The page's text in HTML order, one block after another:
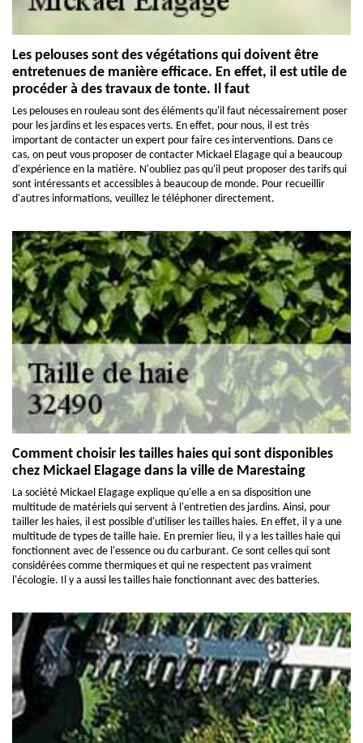
Les pelouses sont des végétations qui doivent être
entretenues de manière efficace. En effet, il est utile de
procéder à des travaux de tonte. Il faut
Les pelouses en rouleau sont des éléments qu'il faut nécessairement poser
pour les jardins et les espaces verts. En effet, pour nous, il est très
important de contacter un expert pour faire ces interventions. Dans ce
cas, on peut vous proposer de contacter Mickael Elagage qui a beaucoup
d'expérience en la matière. N'oubliez pas qu'il peut proposer des tarifs qui
sont intéressants et accessibles à beaucoup de monde. Pour recueillir
d'autres informations, veuillez le téléphoner directement.
Comment choisir les tailles haies qui sont disponibles
chez Mickael Elagage dans la ville de Marestaing
La société Mickael Elagage explique qu'elle a en sa disposition une
multitude de matériels qui servent à l'entretien des jardins. Ainsi, pour
tailler les haies, il est possible d'utiliser les tailles haies. En effet, il y a une
multitude de types de taille haie. En premier lieu, il y a les tailles haie qui
fonctionnent avec de l'essence ou du carburant. Ce sont celles qui sont
considérées comme thermiques et qui ne respectent pas vraiment
l'écologie. Il y a aussi les tailles haie fonctionnant avec des batteries.